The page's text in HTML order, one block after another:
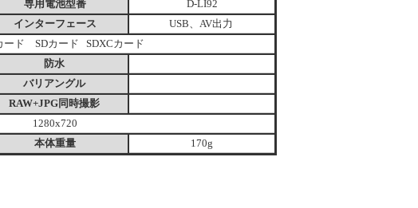
専用電池型番
D-LI92
インターフェース
USB、AV出力
ード SDカード SDXCカード
防水
バリアングル
RAW+JPG同時撮影
1280x720
本体重量 170g